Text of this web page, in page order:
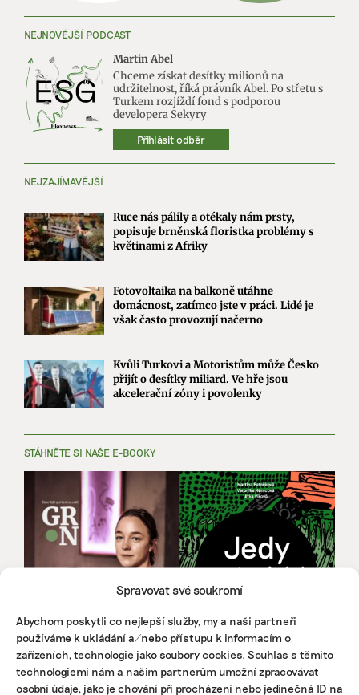
Spravovat své soukromí
Abychom poskytli co nejlepší služby, my a naši partneři
používáme k ukládání a/nebo přístupu k informacím o
zařízeních, technologie jako soubory cookies. Souhlas s těmito
technologiemi nám a našim partnerům umožní zpracovávat
osobní údaje, jako je chování při procházení nebo jedinečná ID na
NEJNOVĚJŠÍ PODCAST
Martin Abel
Chceme získat desítky milionů na
udržitelnost, říká právník Abel. Po střetu s
Turkem rozjíždí fond s podporou
developera Sekyry
Přihlásit odběr
NEJZAJÍMAVĚJŠÍ
Ruce nás pálily a otékaly nám prsty,
popisuje brněnská floristka problémy s
květinami z Afriky
Fotovoltaika na balkoně utáhne
domácnost, zatímco jste v práci. Lidé je
však často provozují načerno
Kvůli Turkovi a Motoristům může Česko
přijít o desítky miliard. Ve hře jsou
akcelerační zóny i povolenky
STÁHNĚTE SI NAŠE E-BOOKY